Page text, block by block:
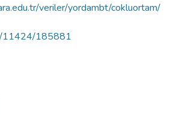
veriler/yordambt/cokluortam/
11424/185881